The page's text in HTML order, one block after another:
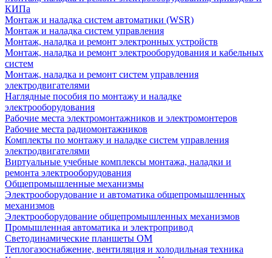
КИПа
Монтаж и наладка систем автоматики (WSR)
Монтаж и наладка систем управления
Монтаж, наладка и ремонт электронных устройств
Монтаж, наладка и ремонт электрооборудования и кабельных
систем
Монтаж, наладка и ремонт систем управления
электродвигателями
Наглядные пособия по монтажу и наладке
электрооборудования
Рабочие места электромонтажников и электромонтеров
Рабочие места радиомонтажников
Комплекты по монтажу и наладке систем управления
электродвигателями
Виртуальные учебные комплексы монтажа, наладки и
ремонта электрооборудования
Общепромышленные механизмы
Электрооборудование и автоматика общепромышленных
механизмов
Электрооборудование общепромышленных механизмов
Промышленная автоматика и электропривод
Светодинамические планшеты ОМ
Теплогазоснабжение, вентиляция и холодильная техника